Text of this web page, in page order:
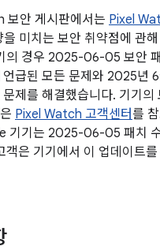
보안 게시판에서는 Pixel
을 미치는 보안 취약점에 관
의 경우 2025-06-05 보안
언급된 모든 문제와 2025년
제를 해결했습니다. 기기의
Pixel Watch 고객센터를
기기는 2025-06-05 패치
객은 기기에서 이 업데이트